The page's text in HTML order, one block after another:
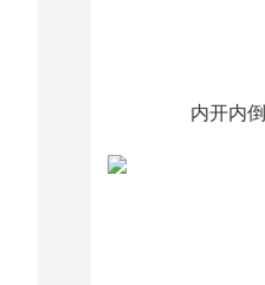
内开内